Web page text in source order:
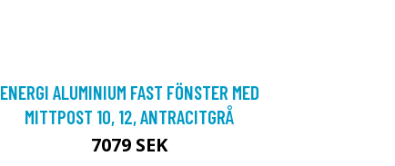
ENERGI ALUMINIUM FAST FÖNSTER MED
MITTPOST 10, 12, ANTRACITGRÅ
7079 SEK